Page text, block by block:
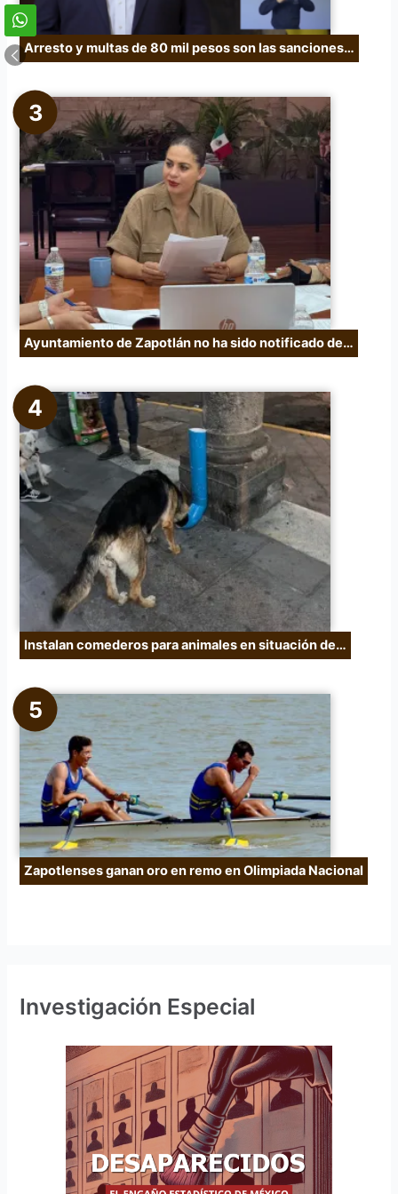
Arresto y multas de 80 mil pesos son las sanciones…
Ayuntamiento de Zapotlán no ha sido notificado de…
Instalan comederos para animales en situación de…
Zapotlenses ganan oro en remo en Olimpiada Nacional
Investigación Especial